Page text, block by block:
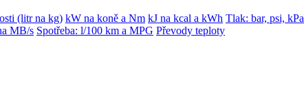
(litr na kg) kW na koně a Nm kJ na kcal a kWh Tlak: bar, psi, kPa
MB/s Spotřeba: l/100 km a MPG Převody teploty